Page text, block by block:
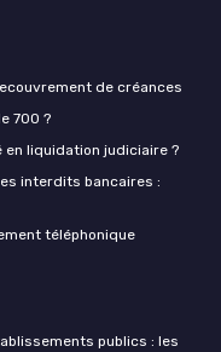
de créances
700 ?
en liquidation judiciaire ?
interdits bancaires :
téléphonique
publics : les